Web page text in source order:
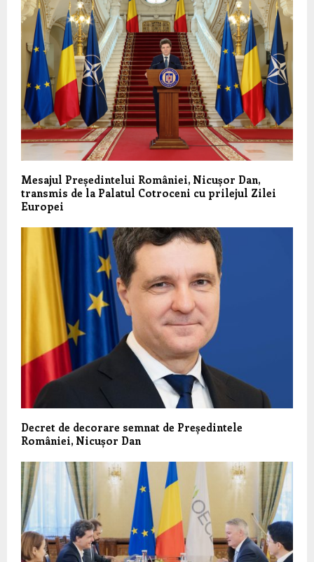
Mesajul Președintelui României, Nicușor Dan,
transmis de la Palatul Cotroceni cu prilejul Zilei
Europei
Decret de decorare semnat de Președintele
României, Nicușor Dan